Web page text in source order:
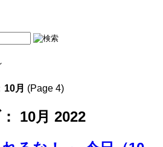
10月 (Page 4)
10月 2022